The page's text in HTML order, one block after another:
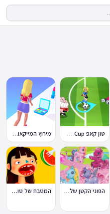
טון קאפ Toon Cup מירוץ המייקאובר Makeover Run
הפוני הקטן שלי: מסיבה בכפר המטבח של טוקה בוקה